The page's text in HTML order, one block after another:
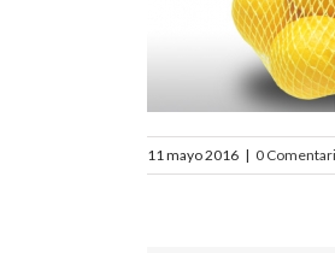
11 mayo 2016 | 0